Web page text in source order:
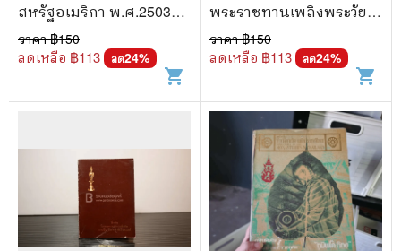
สหรัฐอเมริกา พ.ศ.2503
อนุสรณ์ในงาน
พระราชทานเพลิงศพ พัน
โท หม่อมเจ้าสมภพ เกษม
ศรี
ราคา ฿150
ลดเหลือ ฿113 ลด24%
shopping_cart
พระราชทานเพลิงพระวัย
จตตาลโย
ราคา ฿150
ลดเหลือ ฿113 ลด24%
shopping_cart